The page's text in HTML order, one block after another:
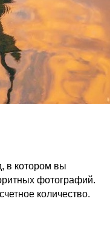
в котором вы
фотографий.
количество.